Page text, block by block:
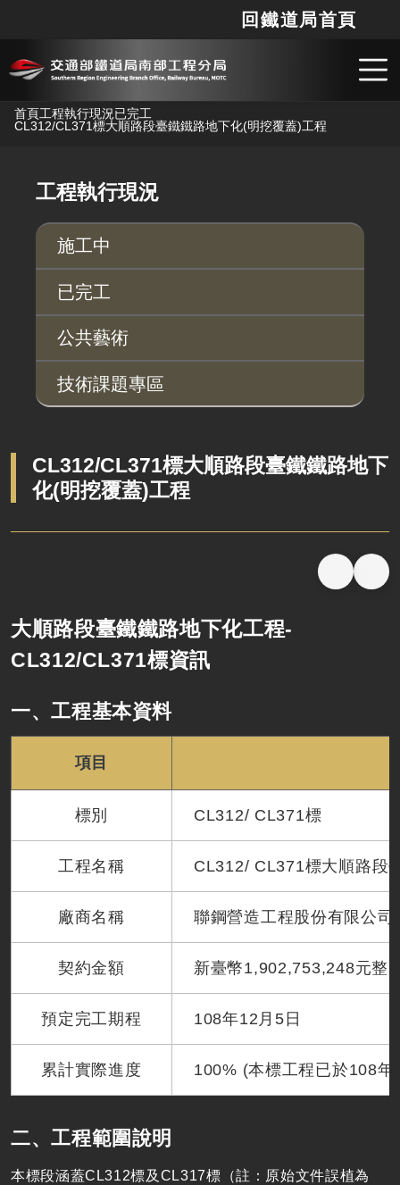
跳到主要內容
回鐵道局首頁
首頁工程執行現況已完工
CL312/CL371標大順路段臺鐵鐵路地下化(明挖覆蓋)工程
工程執行現況
施工中
已完工
公共藝術
技術課題專區
CL312/CL371標大順路段臺鐵鐵路地下
化(明挖覆蓋)工程
大順路段臺鐵鐵路地下化工程-
CL312/CL371標資訊
一、工程基本資料
項目
標別 CL312/ CL371標
工程名稱 CL312/ CL371標大順路段
廠商名稱 聯鋼營造工程股份有限公司
契約金額 新臺幣1,902,753,248元整
預定完工期程 108年12月5日
累計實際進度 100% (本標工程已於108年
二、工程範圍說明
本標段涵蓋CL312標及CL317標（註：原始文件誤植為